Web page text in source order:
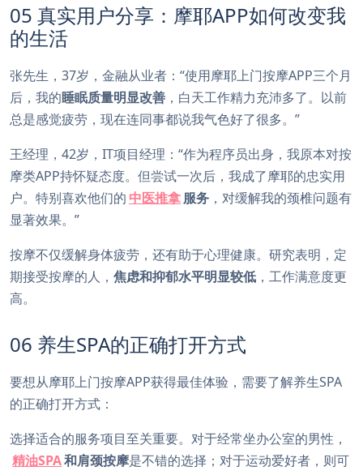
05 真实用户分享：摩耶APP如何改变我
的生活
张先生，37岁，金融从业者：“使用摩耶上门按摩APP三个月
后，我的睡眠质量明显改善 ，白天工作精力充沛多了。以前
总是感觉疲劳，现在连同事都说我气色好了很多。”
王经理，42岁，IT项目经理：“作为程序员出身，我原本对按
摩类APP持怀疑态度。但尝试一次后，我成了摩耶的忠实用
户。特别喜欢他们的 中医推拿服务 ，对缓解我的颈椎问题有
显著效果。”
按摩不仅缓解身体疲劳，还有助于心理健康。研究表明，定
期接受按摩的人， 焦虑和抑郁水平明显较低 ，工作满意度更
高。
06 养生SPA的正确打开方式
要想从摩耶上门按摩APP获得最佳体验，需要了解养生SPA
的正确打开方式：
选择适合的服务项目至关重要。对于经常坐办公室的男性，
精油SPA和肩颈按摩是不错的选择；对于运动爱好者，则可